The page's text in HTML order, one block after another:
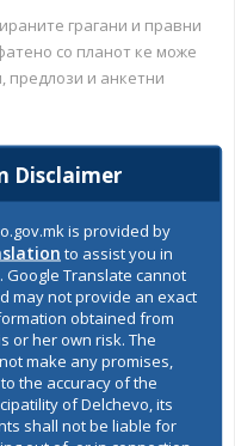
грагани и правни
со планот ке може
предлози и анкетни
фотоволтаи Олга
Disclaimer
is provided by
to assist you in
Translate cannot
may not provide an exact
obtained from
or her own risk. The
make any promises,
the accuracy of the
of Delchevo, its
shall not be liable for